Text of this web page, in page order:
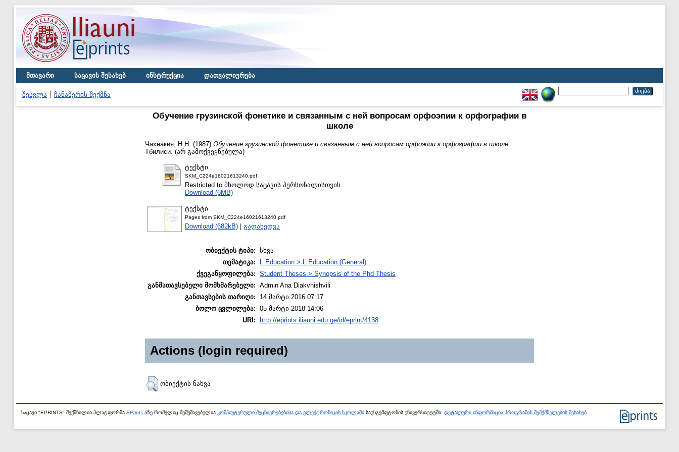
მთავარი საცავის შესახებ ინსტრუქცია დათვალიერება
შესვლა ჩანაწერის შექმნა
Обучение грузинской фонетике и связанным с ней вопросам орфоэпии к орфографии в
школе
Чахнакия, Н.Н. (1987) Обучение грузинской фонетике и связанным с ней вопросам орфоэпии к орфографии в школе.
Тбилиси. (არ გამოქვეყნებულა)
ტექსტი
SKM_C224e16021613240.pdf
Restricted to მხოლოდ საცავის პერსონალისთვის
Download (6MB)
ტექსტი
Pages from SKM_C224e16021613240.pdf
Download (682kB) | გადახედვა
ობიექტის ტიპი: სხვა
თემატიკა:
L Education > L Education (General)
ქვეგანყოფილება: Student Theses > Synopsis of the Phd Thesis
განმათავსებელი მომხმარებელი: Admin Ana Diakvnishvili
განთავსების თარიღი:
14 მარტი 2016 07:17
ბოლო ცვლილება: 05 მარტი 2018 14:06
URI:
http://eprints.iliauni.edu.ge/id/eprint/4138
Actions (login required)
ობიექტის ნახვა
საცავი "EPRINTS" შექმნილია პლატფორმა EPrints 3ზე რომელიც შემუშავებულია კომპიუტერული მეცნიერებებისა და ელექტრონიკის სკოლაში საუსგემფტონის უნივერსიტეტში. დეტალური ინფორმაცია პროგრამის შემქმნელების შესახებ.